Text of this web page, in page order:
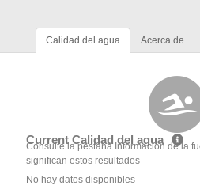
Calidad del agua Acerca de
Current Calidad del agua
Consulte la pestaña Información de la
significan estos resultados
No hay datos disponibles